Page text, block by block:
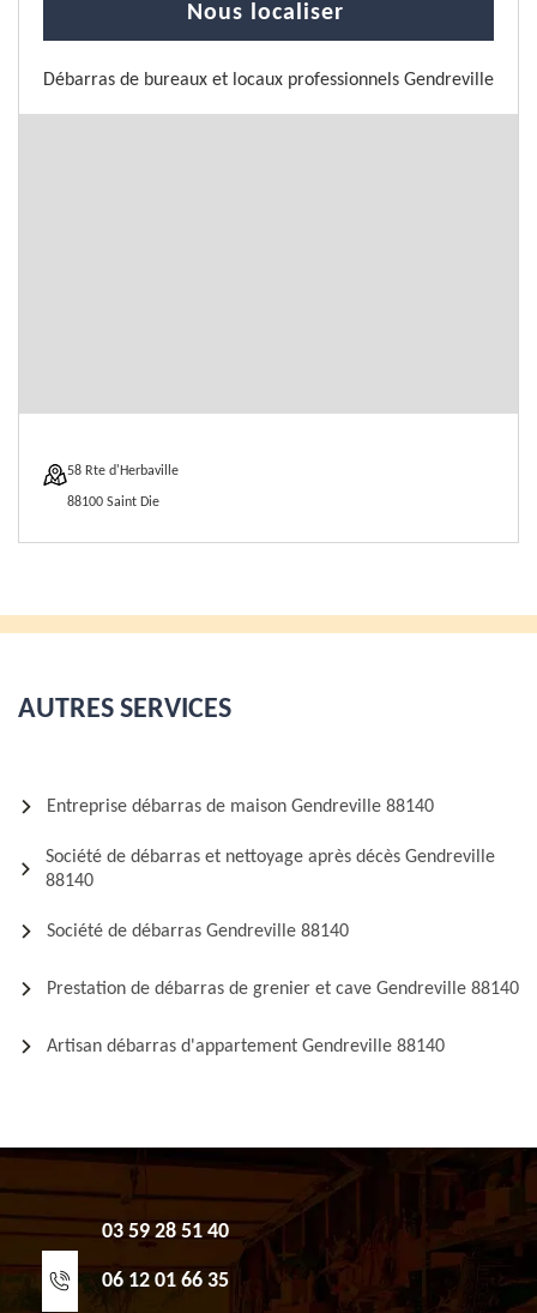
Nous localiser
Débarras de bureaux et locaux professionnels Gendreville
58 Rte d'Herbaville
88100 Saint Die
AUTRES SERVICES
Entreprise débarras de maison Gendreville 88140
Société de débarras et nettoyage après décès Gendreville
88140
Société de débarras Gendreville 88140
Prestation de débarras de grenier et cave Gendreville 88140
Artisan débarras d'appartement Gendreville 88140
03 59 28 51 40
06 12 01 66 35